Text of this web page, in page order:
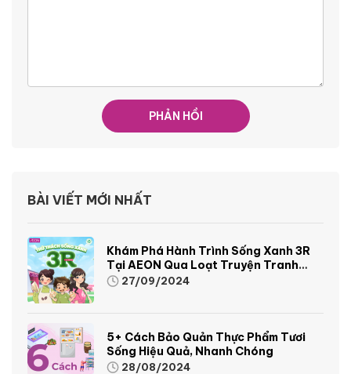
BÀI VIẾT MỚI NHẤT
Khám Phá Hành Trình Sống Xanh 3R
Tại AEON Qua Loạt Truyện Tranh
Sinh Động Và Thú Vị
27/09/2024
5+ Cách Bảo Quản Thực Phẩm Tươi
Sống Hiệu Quả, Nhanh Chóng
28/08/2024